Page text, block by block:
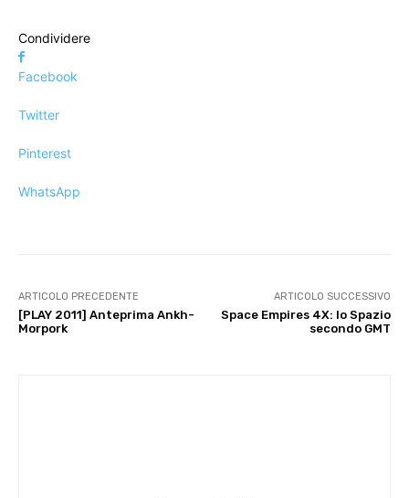
Condividere
Facebook
Twitter
Pinterest
WhatsApp
ARTICOLO PRECEDENTE
[PLAY 2011] Anteprima Ankh-
Morpork
ARTICOLO SUCCESSIVO
Space Empires 4X: lo Spazio
secondo GMT